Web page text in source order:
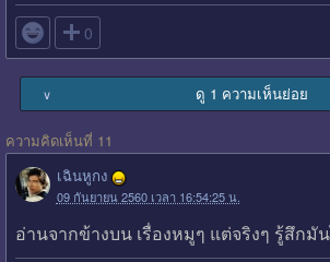
 0
∨ ดู 1 ความเห็นย่อย
ความคิดเห็นที่ 11
เฉินหูกง
09 กันยายน 2560 เวลา 16:54:25 น.
อ่านจากข้างบน เรื่องหมูๆ แต่จริงๆ รู้สึกมั